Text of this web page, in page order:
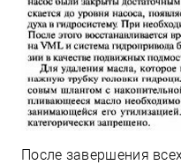
После завершения